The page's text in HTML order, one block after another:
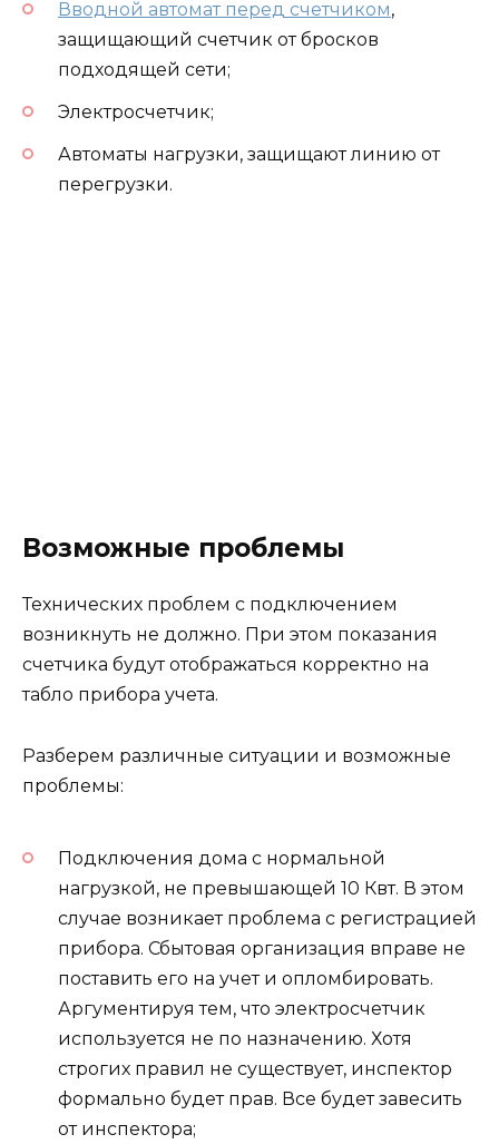
Вводной автомат перед счетчиком,
защищающий счетчик от бросков
подходящей сети;
Электросчетчик;
Автоматы нагрузки, защищают линию от
перегрузки.
Возможные проблемы
Технических проблем с подключением
возникнуть не должно. При этом показания
счетчика будут отображаться корректно на
табло прибора учета.
Разберем различные ситуации и возможные
проблемы:
Подключения дома с нормальной
нагрузкой, не превышающей 10 Квт. В этом
случае возникает проблема с регистрацией
прибора. Сбытовая организация вправе не
поставить его на учет и опломбировать.
Аргументируя тем, что электросчетчик
используется не по назначению. Хотя
строгих правил не существует, инспектор
формально будет прав. Все будет завесить
от инспектора;